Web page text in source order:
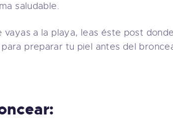
saludable.
vayas a la playa, leas éste post
preparar tu piel antes del